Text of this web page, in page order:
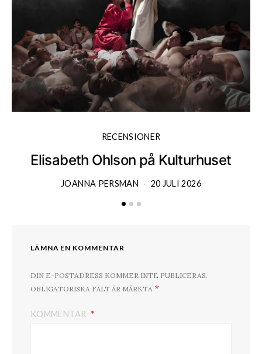
RECENSIONER
Elisabeth Ohlson på Kulturhuset
JOANNA PERSMAN 20 JULI 2026
LÄMNA EN KOMMENTAR
DIN E-POSTADRESS KOMMER INTE PUBLICERAS.
OBLIGATORISKA FÄLT ÄR MÄRKTA *
KOMMENTAR